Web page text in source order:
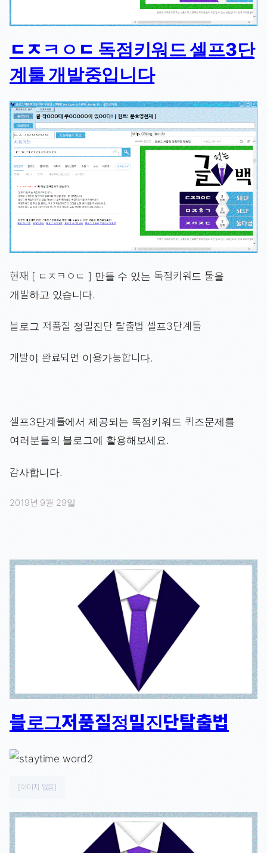
ㄷㅈㅋㅇㄷ 독점키워드 셀프3단
계툴 개발중입니다
현재 [ ㄷㅈㅋㅇㄷ ] 만들 수 있는 독점키워드 툴을
개발하고 있습니다.
블로그 저품질 정밀진단 탈출법 셀프3단계툴
개발이 완료되면 이용가능합니다.
셀프3단계툴에서 제공되는 독점키워드 퀴즈문제를
여러분들의 블로그에 활용해보세요.
감사합니다.
2019년 9월 29일
블로그저품질정밀진단탈출법
[이미지 없음]